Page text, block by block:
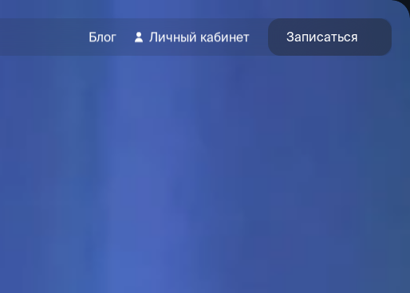
Блог Личный кабинет Записаться